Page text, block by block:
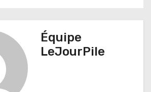
Équipe
LeJourPile